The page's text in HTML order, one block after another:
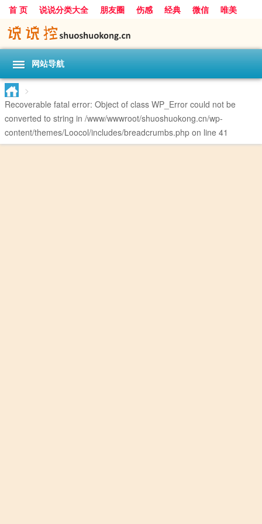
首 页 说说分类大全 朋友圈 伤感 经典 微信
唯美
励志
爱情 搞笑
网站导航
>
Recoverable fatal error: Object of class WP_Error could not be
converted to string in /www/wwwroot/shuoshuokong.cn/wp-
content/themes/Loocol/includes/breadcrumbs.php on line 41